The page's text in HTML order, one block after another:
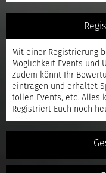
Mit einer Registrierung
Möglichkeit Events und
Zudem könnt Ihr
eintragen und erhaltet
tollen Events, etc. Alles
Registriert Euch noch